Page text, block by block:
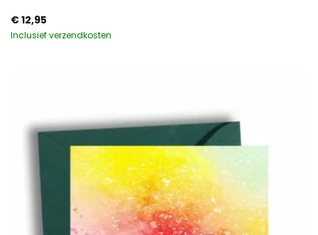
€12,95
Inclusief verzendkosten